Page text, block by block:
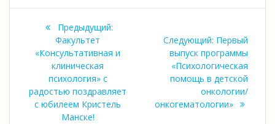
Навигация
записям
Предыдущий:Предыдущая
Факультет
«Консультативная и
клиническая
психология» с
радостью поздравляет
с юбилеем Кристель
Манске!
Следующий: Следующая
запись:
Первый
выпуск программы
«Психологическая
помощь в детской
онкологии/
онкогематологии»